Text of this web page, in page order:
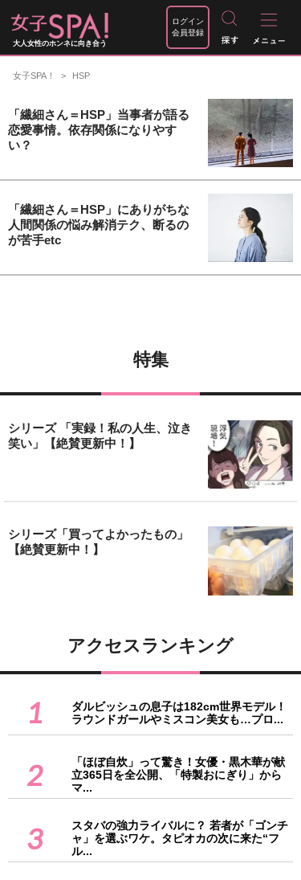
大人女性のホンネに向き合う
ログイン
会員登録
女子SPA！ HSP
「繊細さん＝HSP」当事者が語る
恋愛事情。依存関係になりやす
い？
「繊細さん＝HSP」にありがちな
人間関係の悩み解消テク、断るの
が苦手etc
特集
シリーズ 「実録！私の人生、泣き
笑い」【絶賛更新中！】
シリーズ「買ってよかったもの」
【絶賛更新中！】
アクセスランキング
1
ダルビッシュの息子は182cm世界モデル！
ラウンドガールやミスコン美女も…プロ...
2
「ほぼ自炊」って驚き！女優・黒木華が献
立365日を全公開、「特製おにぎり」から
マ...
3
スタバの強力ライバルに？ 若者が「ゴンチ
ャ」を選ぶワケ。タピオカの次に来た“フ
ル...